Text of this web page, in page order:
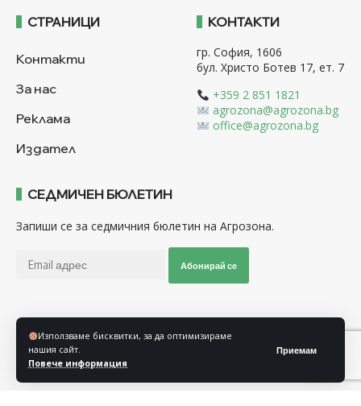
Използваме бисквитки, за да оптимизираме
нашия сайт.
Повече информация
Приемам
СТРАНИЦИ
Контакти
За нас
Реклама
Издател
КОНТАКТИ
гр. София, 1606
бул. Христо Ботев 17, ет. 7
+359 2 851 1821
agrozona@agrozona.bg
office@agrozona.bg
СЕДМИЧЕН БЮЛЕТИН
Запиши се за седмичния бюлетин на Агрозона.
Абонирай се
Последвайте ни